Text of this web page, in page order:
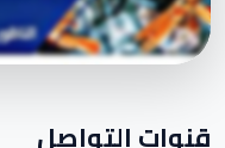
قنوات التواصل